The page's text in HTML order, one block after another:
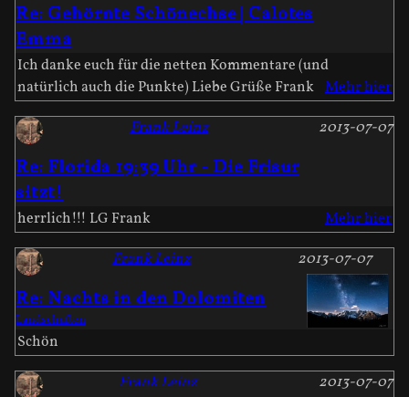
Re: Gehörnte Schönechse | Calotes
Emma
Ich danke euch für die netten Kommentare (und
natürlich auch die Punkte) Liebe Grüße Frank Mehr hier
Re: Florida 19:39 Uhr - Die Frisur
sitzt!
2013-07-07
Frank Leinz
herrlich!!! LG Frank Mehr hier
Re: Nachts in den Dolomiten
2013-07-07
Frank Leinz
Landschaften
Schön
2013-07-07
Frank Leinz